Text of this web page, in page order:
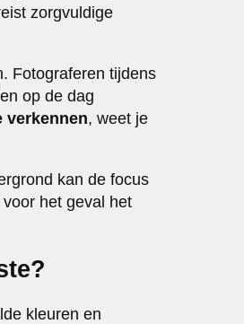
zorgvuldige
Fotograferen tijdens
op de dag
verkennen, weet je
kan de focus
het geval het
kleuren en